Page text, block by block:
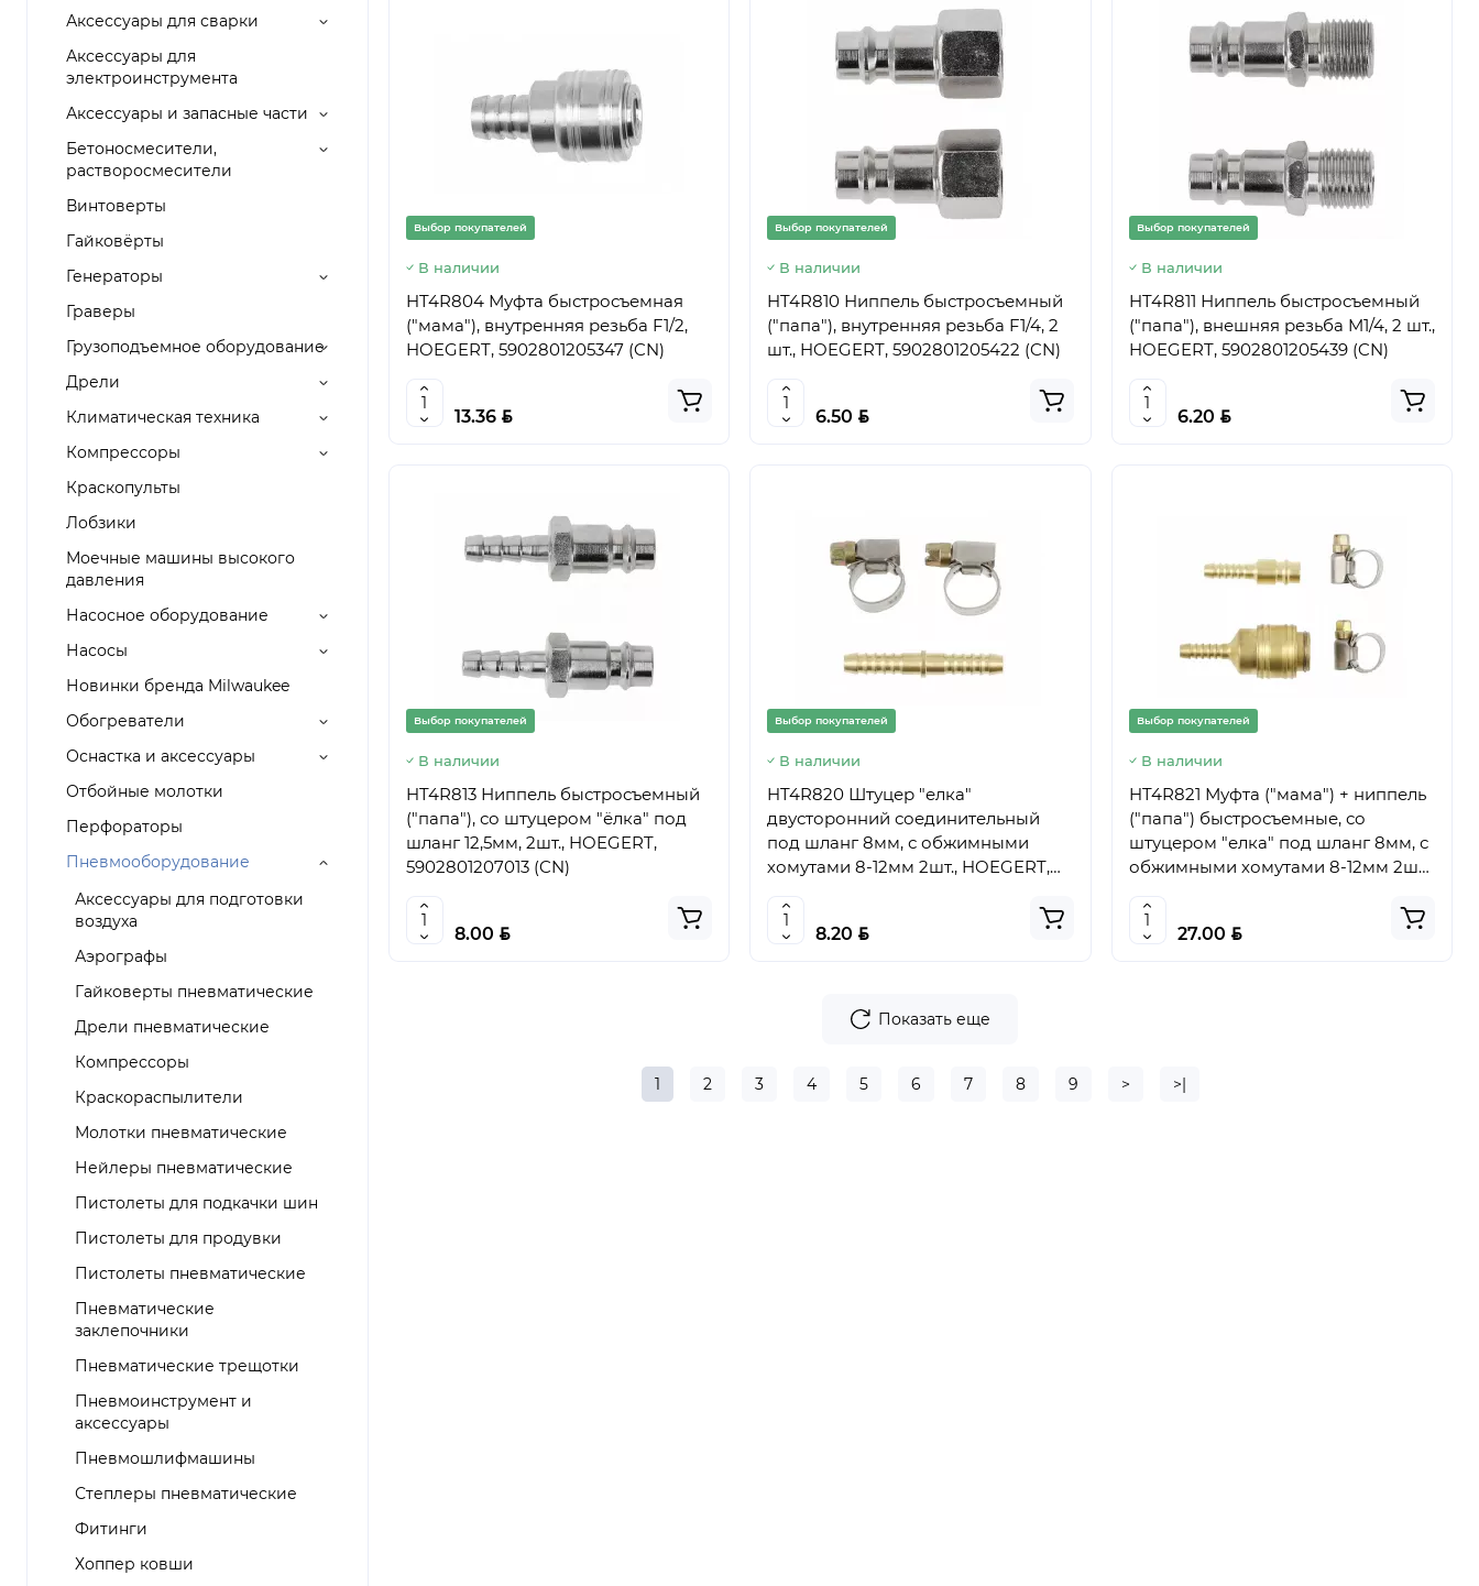
Аксессуары для сварки
Аксессуары для
электроинструмента
Аксессуары и запасные части
Бетоносмесители,
растворосмесители
Винтоверты
Гайковёрты
Генераторы
Граверы
Грузоподъемное оборудование
Дрели
Климатическая техника
Компрессоры
Краскопульты
Лобзики
Моечные машины высокого
давления
Насосное оборудование
Насосы
Новинки бренда Milwaukee
Обогреватели
Оснастка и аксессуары
Отбойные молотки
Перфораторы
Пневмооборудование
Аксессуары для подготовки
воздуха
Аэрографы
Гайковерты пневматические
Дрели пневматические
Компрессоры
Краскораспылители
Молотки пневматические
Нейлеры пневматические
Пистолеты для подкачки шин
Пистолеты для продувки
Пистолеты пневматические
Пневматические
заклепочники
Пневматические трещотки
Пневмоинструмент и
аксессуары
Пневмошлифмашины
Степлеры пневматические
Фитинги
Хоппер ковши
Выбор покупателей
В наличии
HT4R804 Муфта быстросъемная
("мама"), внутренняя резьба F1/2,
HOEGERT, 5902801205347 (CN)
13.36 BYN
Выбор покупателей
В наличии
HT4R810 Ниппель быстросъемный
("папа"), внутренняя резьба F1/4, 2
шт., HOEGERT, 5902801205422 (CN)
6.50 BYN
Выбор покупателей
В наличии
HT4R811 Ниппель быстросъемный
("папа"), внешняя резьба M1/4, 2 шт.,
HOEGERT, 5902801205439 (CN)
6.20 BYN
Выбор покупателей
В наличии
HT4R813 Ниппель быстросъемный
("папа"), со штуцером "ёлка" под
шланг 12,5мм, 2шт., HOEGERT,
5902801207013 (CN)
8.00 BYN
Выбор покупателей
В наличии
HT4R820 Штуцер "елка"
двусторонний соединительный
под шланг 8мм, с обжимными
хомутами 8-12мм 2шт., HOEGERT,
8.20 BYN
Выбор покупателей
В наличии
HT4R821 Муфта ("мама") + ниппель
("папа") быстросъемные, со
штуцером "елка" под шланг 8мм, с
обжимными хомутами 8-12мм 2шт.,
27.00 BYN
Показать еще
1 2 3 4 5 6 7 8 9 > >|